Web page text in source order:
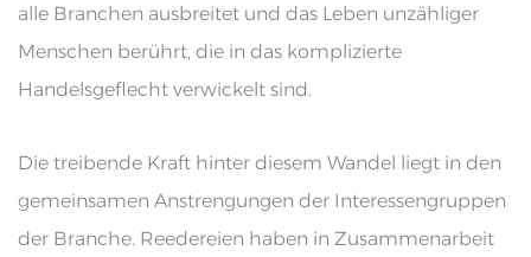
alle Branchen ausbreitet und das Leben unzähliger
Menschen berührt, die in das komplizierte
Handelsgeflecht verwickelt sind.
Die treibende Kraft hinter diesem Wandel liegt in den
gemeinsamen Anstrengungen der Interessengruppen
der Branche. Reedereien haben in Zusammenarbeit